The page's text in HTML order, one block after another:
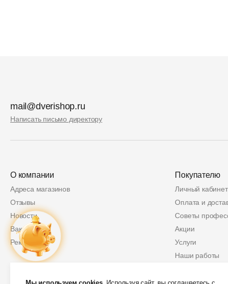
mail@dverishop.ru
Написать письмо директору
О компании
Адреса магазинов
Отзывы
Новости
Вакансии
Реквизиты
Покупателю
Личный кабинет
Оплата и
Советы
Акции
Услуги
Наши работы
Защита
2 000 руб.